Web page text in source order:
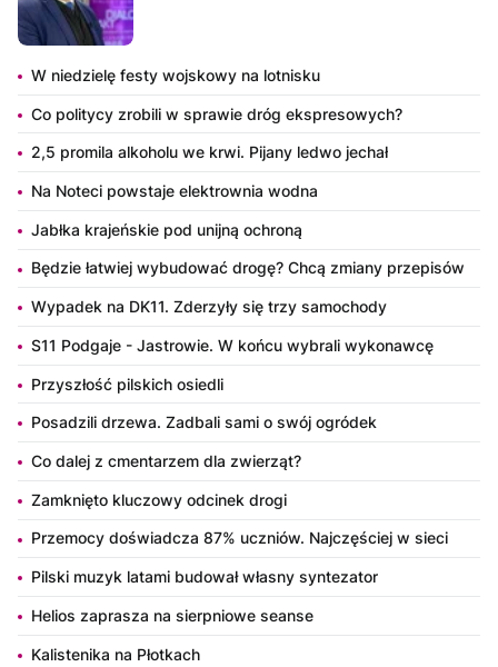
W niedzielę festy wojskowy na lotnisku
Co politycy zrobili w sprawie dróg ekspresowych?
2,5 promila alkoholu we krwi. Pijany ledwo jechał
Na Noteci powstaje elektrownia wodna
Jabłka krajeńskie pod unijną ochroną
Będzie łatwiej wybudować drogę? Chcą zmiany przepisów
Wypadek na DK11. Zderzyły się trzy samochody
S11 Podgaje - Jastrowie. W końcu wybrali wykonawcę
Przyszłość pilskich osiedli
Posadzili drzewa. Zadbali sami o swój ogródek
Co dalej z cmentarzem dla zwierząt?
Zamknięto kluczowy odcinek drogi
Przemocy doświadcza 87% uczniów. Najczęściej w sieci
Pilski muzyk latami budował własny syntezator
Helios zaprasza na sierpniowe seanse
Kalistenika na Płotkach